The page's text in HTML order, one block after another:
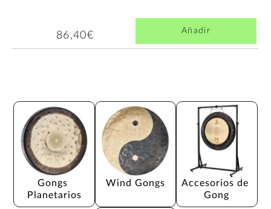
86,40€ Añadir
Gongs
Planetarios
Wind Gongs
Accesorios de
Gong